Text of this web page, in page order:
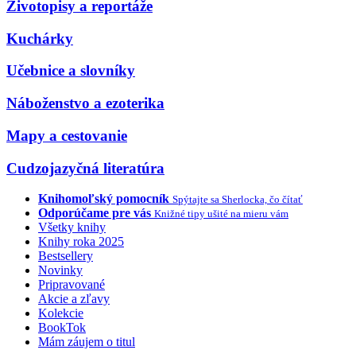
Životopisy a reportáže
Kuchárky
Učebnice a slovníky
Náboženstvo a ezoterika
Mapy a cestovanie
Cudzojazyčná literatúra
Knihomoľský pomocník Spýtajte sa Sherlocka, čo čítať
Odporúčame pre vás Knižné tipy ušité na mieru vám
Všetky knihy
Knihy roka 2025
Bestsellery
Novinky
Pripravované
Akcie a zľavy
Kolekcie
BookTok
Mám záujem o titul